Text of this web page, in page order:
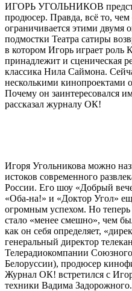
ИГОРЬ УГОЛЬНИКОВ
продюсер. Правда, всё то, чем
ограничивается этими двумя
подмостки Театра сатиры
в котором Игорь играет роль
принадлежит и сценическая
классика Нила Саймона.
несколькими кинопроектами
Почему он заинтересовался
рассказал журналу ОК!
Игоря Угольникова можно
истоков современного
России. Его шоу «Добрый
«Оба-на!» и «Доктор Угол»
огромным успехом. Но теперь
стало «менее смешно», чем
как он себя определяет,
генеральный директор
Телерадиокомпании
Белоруссии), продюсер
Журнал ОК! встретился с
техники Вадима Задорожного.